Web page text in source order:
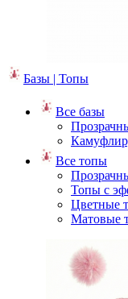
Базы | Топы
Все базы
Все топы
Топы с
Цветные
Матовые